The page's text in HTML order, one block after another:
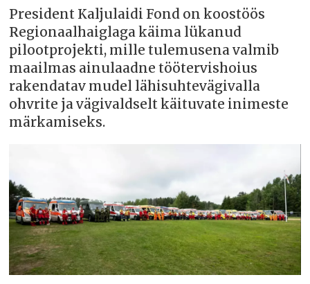
President Kaljulaidi Fond on koostöös
Regionaalhaiglaga käima lükanud
pilootprojekti, mille tulemusena valmib
maailmas ainulaadne töötervishoius
rakendatav mudel lähisuhtevägivalla
ohvrite ja vägivaldselt käituvate inimeste
märkamiseks.